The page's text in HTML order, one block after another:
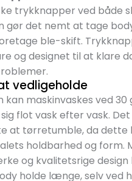
trykknapper ved både
gør det nemt at tage
ble-skift.
og designet til at klare
vedligeholde
kan maskinvaskes ved 30
flot vask efter vask.
at tørretumble, da dette
holdbarhed og form.
og kvalitetsrige design
holde længe, selv ved